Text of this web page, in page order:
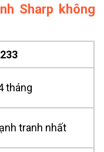
Sharp không
tháng
tranh nhất